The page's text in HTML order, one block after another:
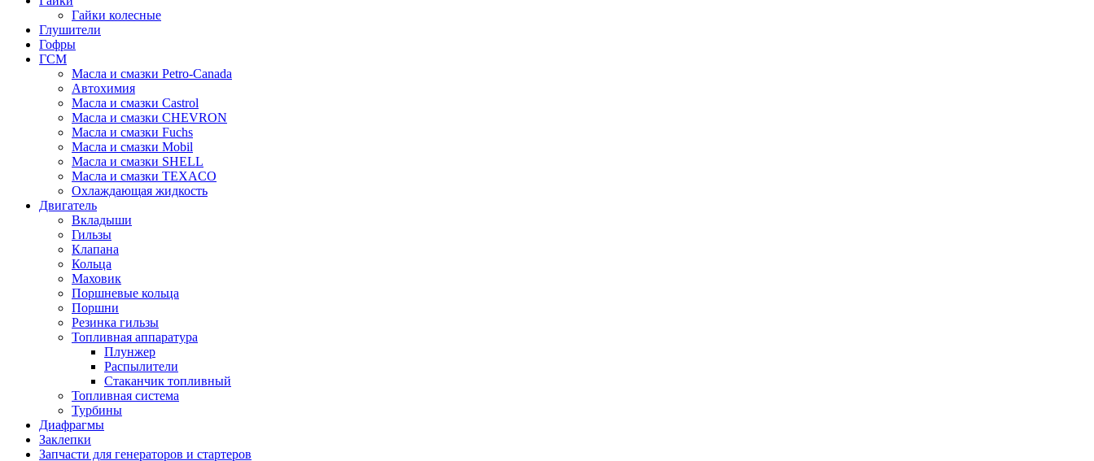
Гайки колесные
Глушители
Гофры
ГСМ
Масла и смазки Petro-Canada
Автохимия
Масла и смазки Castrol
Масла и смазки CHEVRON
Масла и смазки Fuchs
Масла и смазки Mobil
Масла и смазки SHELL
Масла и смазки TEXACO
Охлаждающая жидкость
Двигатель
Вкладыши
Гильзы
Клапана
Кольца
Маховик
Поршневые кольца
Поршни
Резинка гильзы
Топливная аппаратура
Плунжер
Распылители
Стаканчик топливный
Топливная система
Турбины
Диафрагмы
Заклепки
Запчасти для генераторов и стартеров